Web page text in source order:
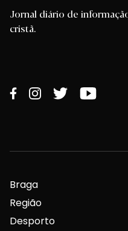
Jornal diário de
cristã.
Braga
Região
Desporto